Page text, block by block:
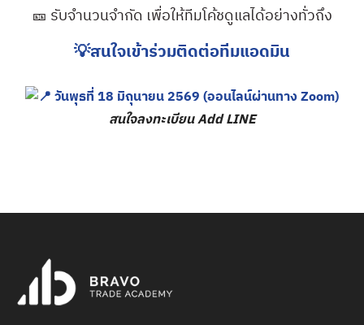
🎫 รับจำนวนจำกัด เพื่อให้ทีมโค้ชดูแลได้อย่างทั่วถึง
💡สนใจเข้าร่วมติดต่อทีมแอดมิน
วันพุธที่ 18 มิถุนายน2569 (ออนไลน์ผ่านทาง Zoom)
สนใจลงทะเบียน Add LINE